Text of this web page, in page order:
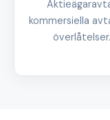
kommersiella
överlåtelser.